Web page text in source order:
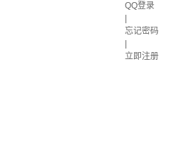
QQ登录
忘记密码
立即注册